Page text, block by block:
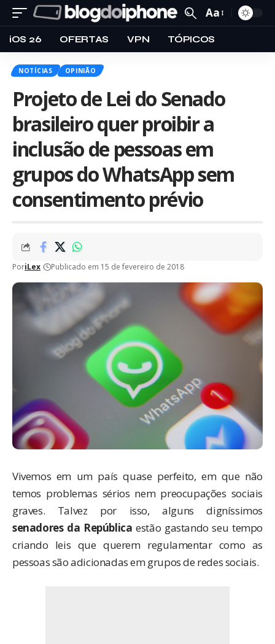
Aa
iOS 26 OFERTAS VPN TÓPICOS
NOTÍCIAS OPINIÃO
Projeto de Lei do Senado
brasileiro quer proibir a
inclusão de pessoas em
grupos do WhatsApp sem
consentimento prévio
PoriLex Publicado em 15 de fevereiro de 2018
Vivemos em um país quase perfeito, em que não
temos problemas sérios nem preocupações sociais
graves. Talvez por isso, alguns digníssimos
senadores da República estão gastando seu tempo
criando leis que querem regulamentar como as
pessoas são adicionadas em grupos de redes sociais.